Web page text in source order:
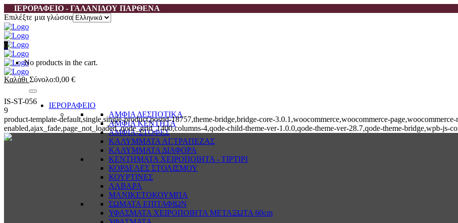
ΙΕΡΟΡΑΦΕΙΟ - ΓΑΛΑΝΙΔΟΥ ΠΑΡΘΕΝΑ
Επιλέξτε μια γλώσσα
0
No products in the cart.
Καλάθι Σύνολο:0,00 €
ΙΕΡΟΡΑΦΕΙΟ
ΑΜΦΙΑ ΔΕΣΠΟΤΙΚΑ
ΑΜΦΙΑ ΚΕΝΤΗΤΑ
ΑΜΦΙΑ-ΣΤΟΦΕΣ
ΚΑΛΥΜΜΑΤΑ ΑΓ.ΤΡΑΠΕΖΑΣ
ΚΑΛΥΜΜΑΤΑ ΔΙΑΦΟΡΑ
ΚΕΝΤΗΜΑΤΑ ΧΕΙΡΟΠΟΙΗΤΑ - ΤΙΡΤΙΡΙ
ΚΟΡΔΕΛΕΣ ΣΤΟΛΙΣΜΟΥ
ΚΟΥΡΤΙΝΕΣ
ΛΑΒΑΡΑ
ΜΑΝΙΚΕΤΟΚΟΥΜΠΑ
ΣΩΜΑΤΑ ΕΠΙΤΑΦΙΩΝ
ΥΦΑΣΜΑΤΑ ΧΕΙΡΟΠΟΙΗΤΑ ΜΕΤΑΞΩΤΑ 60cm
IS-ST-056
9
product-template-default,single,single-product,postid-18757,theme-bridge,bridge-core-3.0.1,woocommerce,woocommerce-
enabled,ajax_fade,page_not_loaded,,qode_grid_1400,columns-4,qode-child-theme-ver-1.0.0,qode-theme-ver-28.7,qode-theme-bridge,wpb-js-